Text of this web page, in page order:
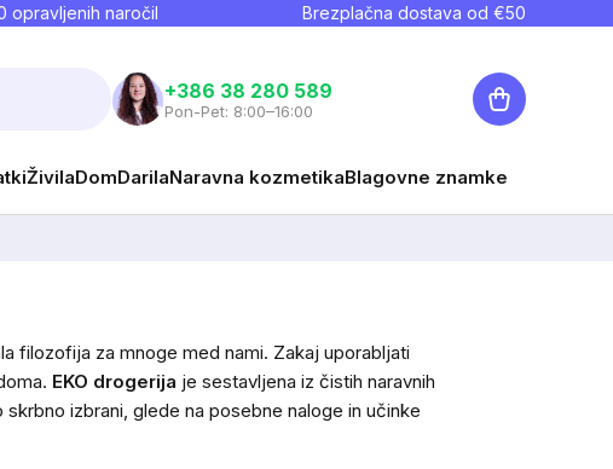
opravljenih naročil Brezplačna dostava od €50
+386 38 280 589
Pon-Pet: 8:00–16:00
Košarica
ŽivilaDomDarilaNaravna kozmetikaBlagovne znamke
filozofija za mnoge med nami. Zakaj uporabljati
EKO drogerija je sestavljena iz čistih naravnih
izbrani, glede na posebne naloge in učinke